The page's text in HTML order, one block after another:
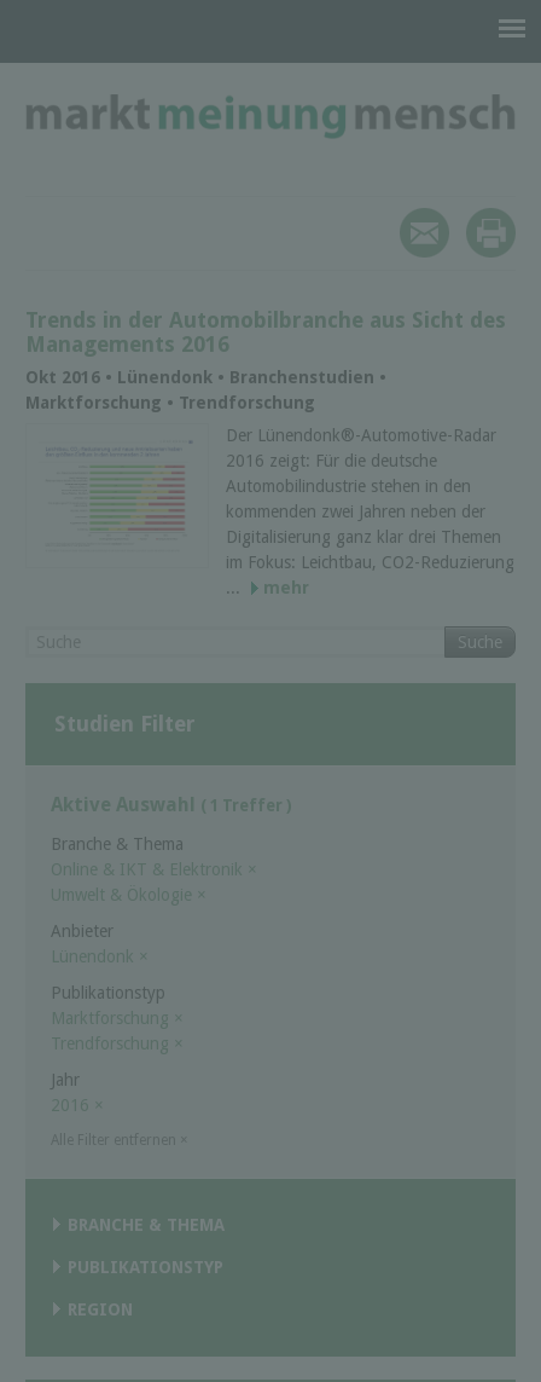
Trends in der Automobilbranche aus Sicht des
Managements 2016
Okt 2016 • Lünendonk • Branchenstudien •
Marktforschung • Trendforschung
Der Lünendonk®-Automotive-Radar
2016 zeigt: Für die deutsche
Automobilindustrie stehen in den
kommenden zwei Jahren neben der
Digitalisierung ganz klar drei Themen
im Fokus: Leichtbau, CO2-Reduzierung
...
mehr
Suche
Studien Filter
Aktive Auswahl ( 1 Treffer )
Branche & Thema
Online & IKT & Elektronik ×
Umwelt & Ökologie ×
Anbieter
Lünendonk ×
Publikationstyp
Marktforschung ×
Trendforschung ×
Jahr
2016 ×
BRANCHE & THEMA
PUBLIKATIONSTYP
REGION